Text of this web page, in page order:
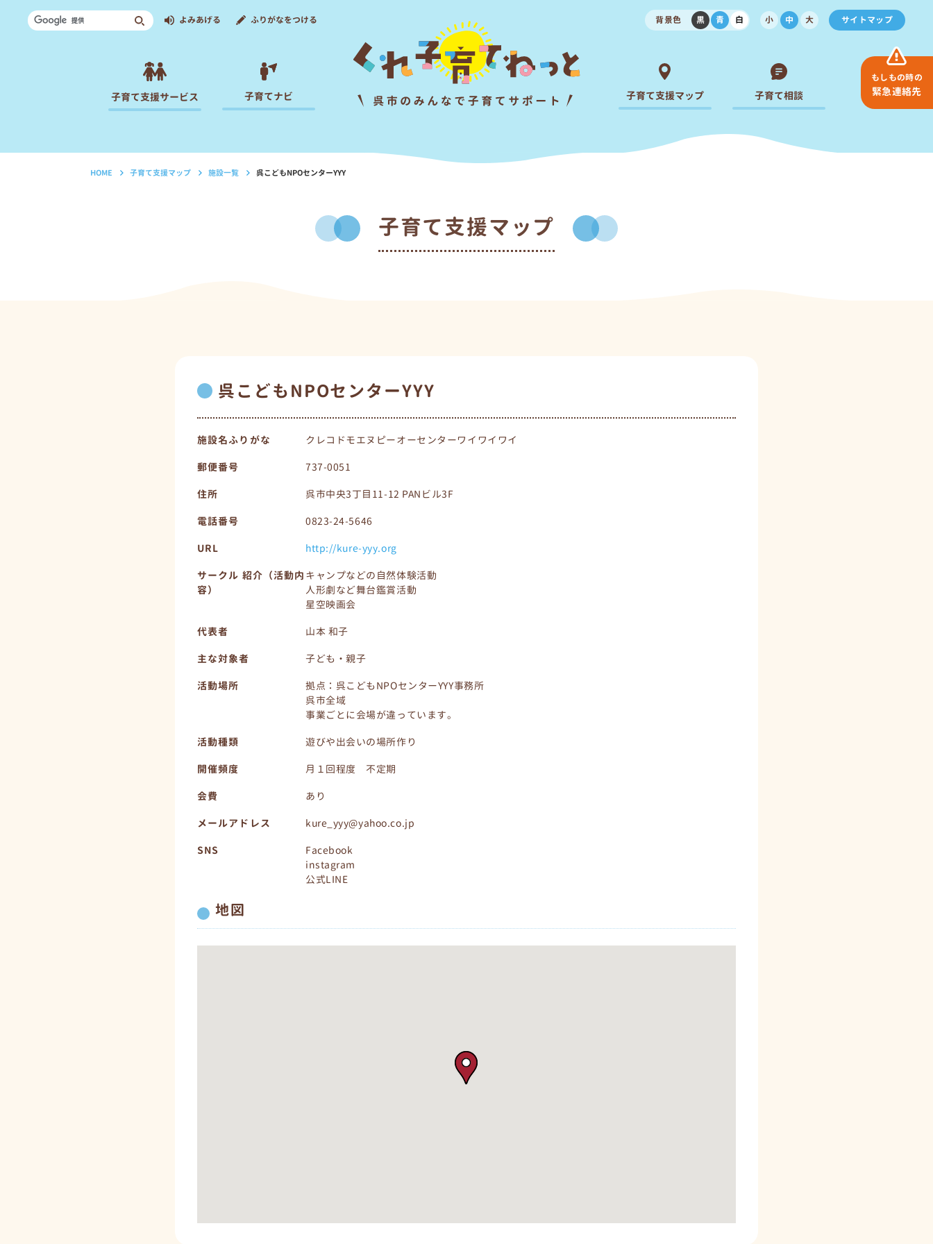
よみあげる ふりがなをつける 背景色 黒 青 白 小 中 大 サイトマップ
子育て支援サービス 子育てナビ 子育て支援マップ 子育て相談
もしもの時の
緊急連絡先
HOME 子育て支援マップ 施設一覧 呉こどもNPOセンターYYY
子育て支援マップ
呉こどもNPOセンターYYY
施設名ふりがな クレコドモエヌピーオーセンターワイワイワイ
郵便番号 737-0051
住所 呉市中央3丁目11-12 PANビル3F
電話番号 0823-24-5646
URL http://kure-yyy.org
サークル 紹介（活動内
容）
キャンプなどの自然体験活動
人形劇など舞台鑑賞活動
星空映画会
代表者 山本 和子
主な対象者 子ども・親子
活動場所
拠点：呉こどもNPOセンターYYY事務所
呉市全域
事業ごとに会場が違っています。
活動種類 遊びや出会いの場所作り
開催頻度 月１回程度 不定期
会費 あり
メールアドレス kure_yyy@yahoo.co.jp
SNS
Facebook
instagram
公式LINE
地図